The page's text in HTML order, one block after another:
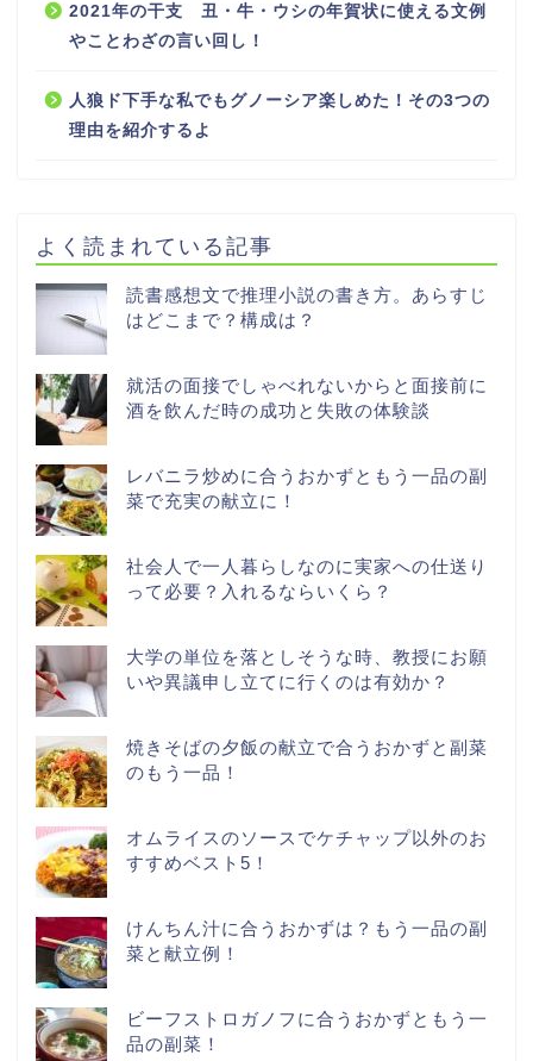
2021年の干支 丑・牛・ウシの年賀状に使える文例
やことわざの言い回し！
人狼ド下手な私でもグノーシア楽しめた！その3つの
理由を紹介するよ
よく読まれている記事
読書感想文で推理小説の書き方。あらすじ
はどこまで？構成は？
就活の面接でしゃべれないからと面接前に
酒を飲んだ時の成功と失敗の体験談
レバニラ炒めに合うおかずともう一品の副
菜で充実の献立に！
社会人で一人暮らしなのに実家への仕送り
って必要？入れるならいくら？
大学の単位を落としそうな時、教授にお願
いや異議申し立てに行くのは有効か？
焼きそばの夕飯の献立で合うおかずと副菜
のもう一品！
オムライスのソースでケチャップ以外のお
すすめベスト5！
けんちん汁に合うおかずは？もう一品の副
菜と献立例！
ビーフストロガノフに合うおかずともう一
品の副菜！